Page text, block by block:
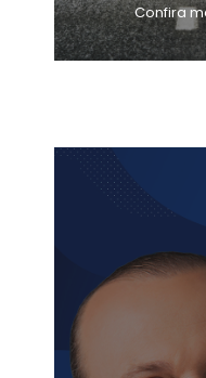
Confira